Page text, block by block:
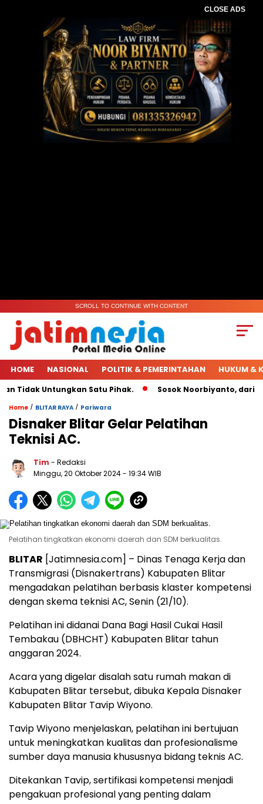
CLOSE ADS
SCROLL TO CONTINUE WITH CONTENT
HOME NASIONAL POLITIK & PEMERINTAHAN HUKUM &
Tidak Untungkan Satu Pihak. Sosok Noorbiyanto, dari
Home / BLITAR RAYA / Pariwara
Disnaker Blitar Gelar Pelatihan
Teknisi AC.
Tim - Redaksi
Minggu, 20 Oktober 2024- 19:34 WIB
Pelatihan tingkatkan ekonomi daerah dan SDM berkualitas.
BLITAR [Jatimnesia.com] – Dinas Tenaga Kerja dan
Transmigrasi (Disnakertrans) Kabupaten Blitar
mengadakan pelatihan berbasis klaster kompetensi
dengan skema teknisi AC, Senin (21/10).
Pelatihan ini didanai Dana Bagi Hasil Cukai Hasil
Tembakau (DBHCHT) Kabupaten Blitar tahun
anggaran 2024.
Acara yang digelar disalah satu rumah makan di
Kabupaten Blitar tersebut, dibuka Kepala Disnaker
Kabupaten Blitar Tavip Wiyono.
Tavip Wiyono menjelaskan, pelatihan ini bertujuan
untuk meningkatkan kualitas dan profesionalisme
sumber daya manusia khususnya bidang teknis AC.
Ditekankan Tavip, sertifikasi kompetensi menjadi
pengakuan profesional yang penting dalam